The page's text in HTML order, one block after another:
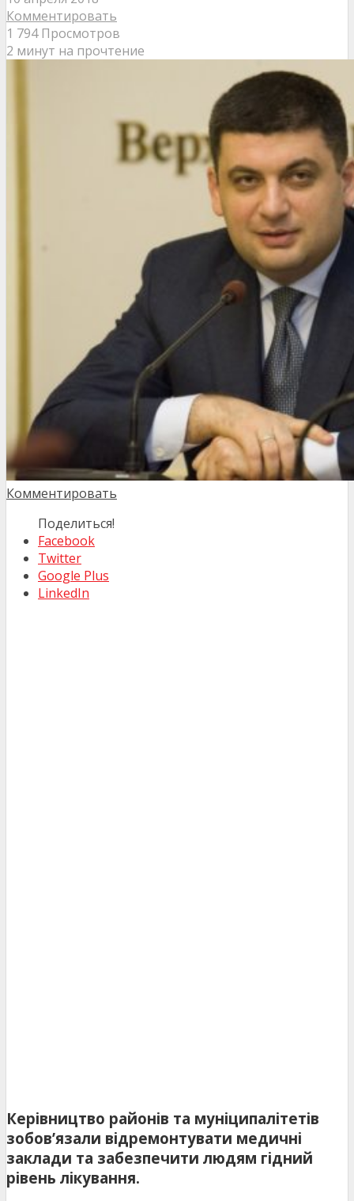
Комментировать
1 794 Просмотров
2 минут на прочтение
Комментировать
Поделиться!
Facebook
Twitter
Google Plus
LinkedIn
Керівництво районів та муніципалітетів
зобов’язали відремонтувати медичні
заклади та забезпечити людям гідний
рівень лікування.